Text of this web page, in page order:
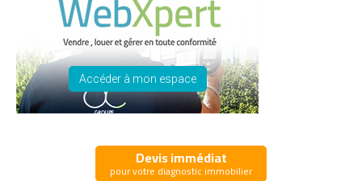
Accéder à mon espace
Devis immédiat
pour votre diagnostic immobilier